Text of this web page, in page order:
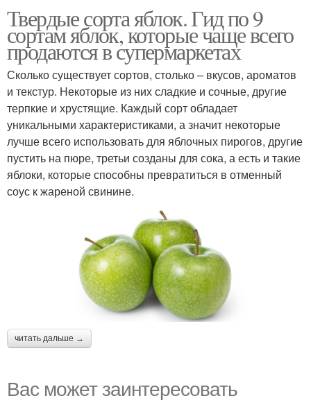
Твердые сорта яблок. Гид по 9
сортам яблок, которые чаще всего
продаются в супермаркетах
Сколько существует сортов, столько – вкусов, ароматов
и текстур. Некоторые из них сладкие и сочные, другие
терпкие и хрустящие. Каждый сорт обладает
уникальными характеристиками, а значит некоторые
лучше всего использовать для яблочных пирогов, другие
пустить на пюре, третьи созданы для сока, а есть и такие
яблоки, которые способны превратиться в отменный
соус к жареной свинине.
читать дальше →
Вас может заинтересовать